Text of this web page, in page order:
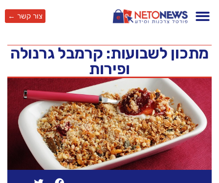
צור קשר ←
מתכון לשבועות: קרמבל גרנולה
ופירות